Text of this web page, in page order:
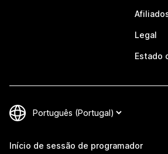
Legal
Estado
Início de sessão de programador